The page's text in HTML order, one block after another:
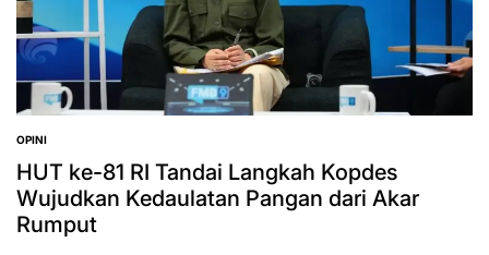
POSTED
IN
OPINI
HUT ke-81 RI Tandai Langkah Kopdes
Wujudkan Kedaulatan Pangan dari Akar
Rumput